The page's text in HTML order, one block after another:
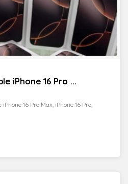
iPhone 16 Pro ...
16 Pro Max, iPhone 16 Pro,